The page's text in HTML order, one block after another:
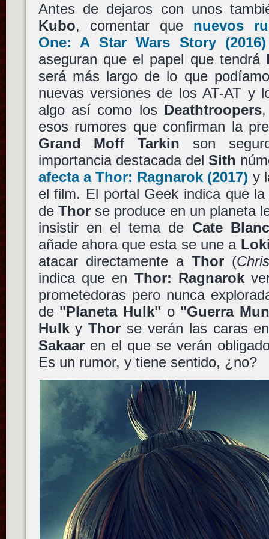
Antes de dejaros con unos
Kubo, comentar que nuevos
One: A Star Wars Story(2016)
aseguran que el papel que tendrá
será más largo de lo que
nuevas versiones de los AT-AT y
algo así como los Deathtroopers
esos rumores que confirman la
Grand Moff Tarkin son
importancia destacada del Sith
afecta a Thor: Ragnarok (2017) y
el film. El portal Geek indica que
de Thorse produce en un planeta
insistir en el tema de Cate
añade ahora que esta se une a
atacar directamente a Thor(
indica que en Thor: Ragnarok
prometedoras pero nunca
de "Planeta Hulk" o "Guerra
HulkyThor se verán las caras
Sakaaren el que se verán
Es un rumor, y tiene sentido, ¿no?